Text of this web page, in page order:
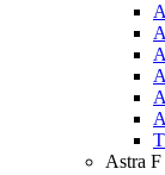
Astra F